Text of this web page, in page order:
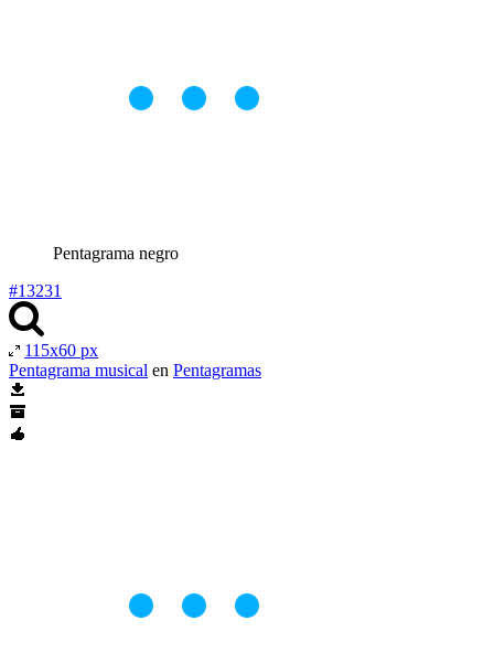
Pentagrama negro
#13231
115x60 px
Pentagrama musical en Pentagramas